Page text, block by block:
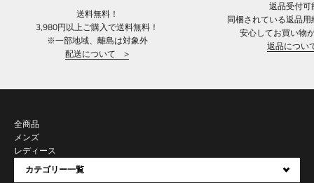
送料無料！
3,980円以上ご購入で送料無料！
※一部地域、離島は対象外
配送について >
返品受付可
同梱されている返品
安心してお買い物
返品につ
全商品
メンズ
レディース
カテゴリー一覧